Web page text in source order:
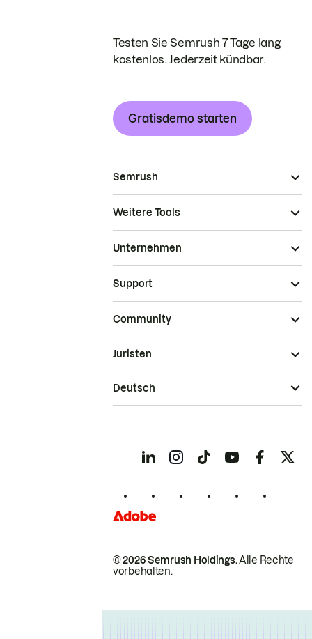
Testen Sie Semrush 7 Tage lang
kostenlos. Jederzeit kündbar.
Gratisdemo starten
Semrush
Weitere Tools
Unternehmen
Support
Community
© 2026 Semrush Holdings.Alle Rechte
vorbehalten.
Juristen
Deutsch